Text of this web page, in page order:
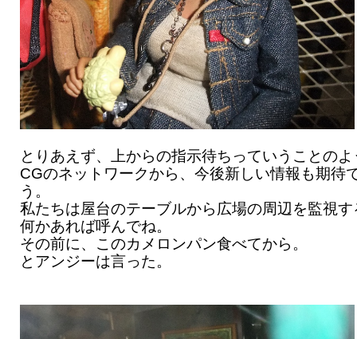
とりあえず、上からの指示待ちっていうことの
CGのネットワークから、今後新しい情報も期待
う。
私たちは屋台のテーブルから広場の周辺を監視
何かあれば呼んでね。
その前に、このカメロンパン食べてから。
とアンジーは言った。